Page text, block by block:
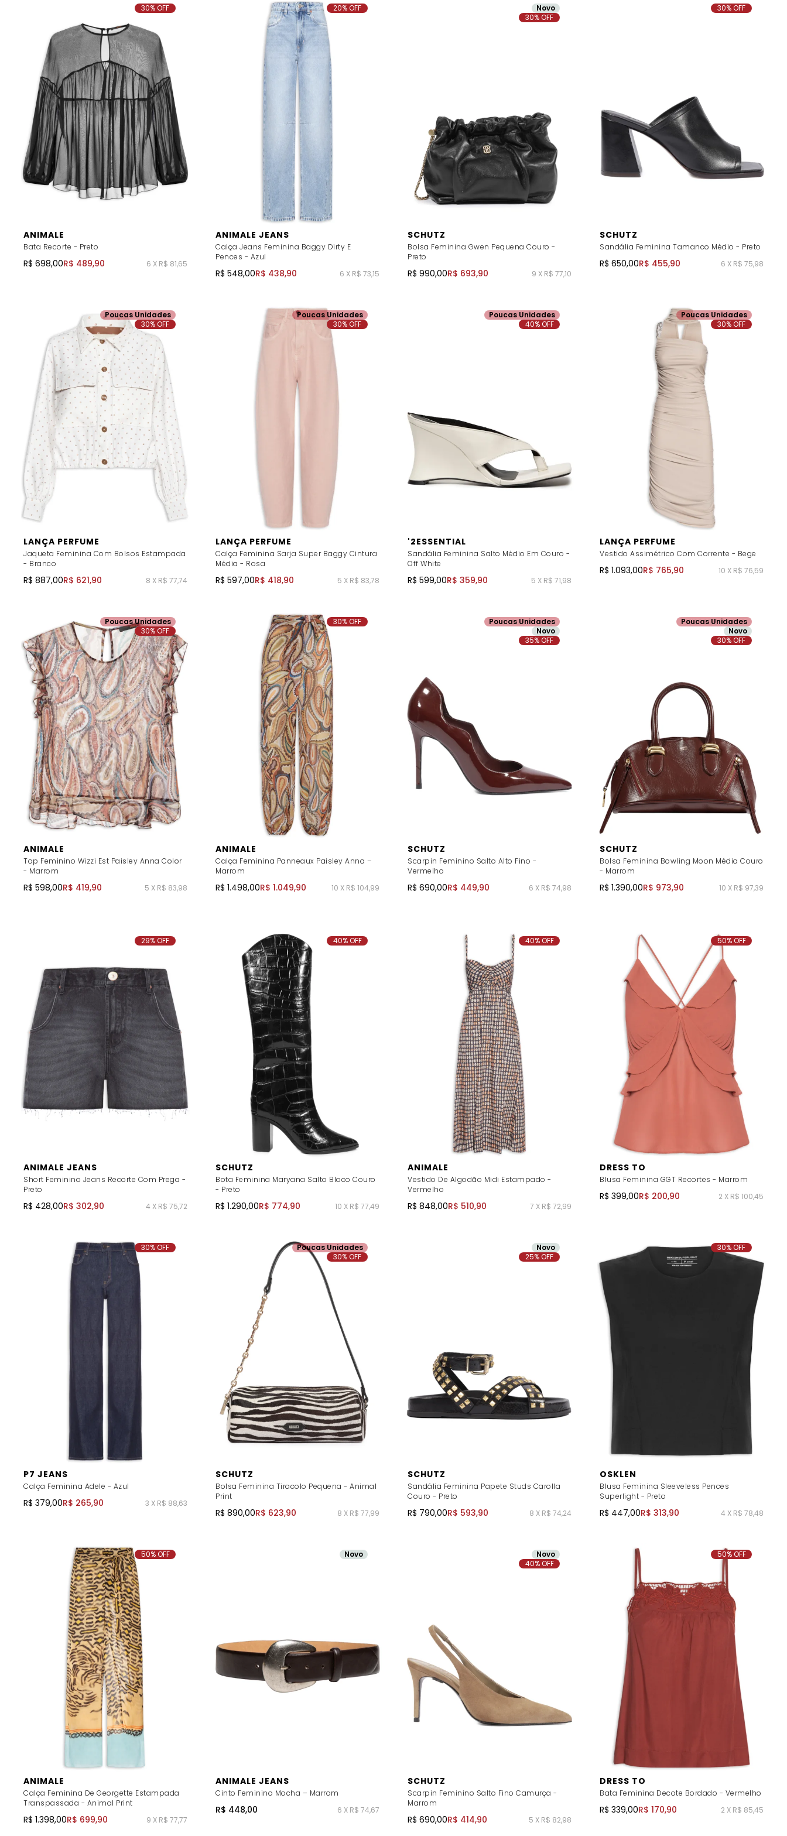
ANIMALE
Bata Recorte - Preto
R$ 698,00R$ 489,90 6 X R$ 81,65
30% OFF
ANIMALE JEANS
Calça Jeans Feminina Baggy Dirty E
Pences - Azul
R$ 548,00R$ 438,90 6 X R$ 73,15
20% OFF
SCHUTZ
Bolsa Feminina Gwen Pequena Couro -
Preto
R$ 990,00R$ 693,90 9 X R$ 77,10
Novo
30% OFF
SCHUTZ
Sandália Feminina Tamanco Médio - Preto
R$ 650,00R$ 455,90 6 X R$ 75,98
30% OFF
LANÇA PERFUME
Jaqueta Feminina Com Bolsos Estampada
- Branco
R$ 887,00R$ 621,90 8 X R$ 77,74
Poucas Unidades
30% OFF
LANÇA PERFUME
Calça Feminina Sarja Super Baggy Cintura
Média - Rosa
R$ 597,00R$ 418,90 5 X R$ 83,78
Poucas Unidades
30% OFF
'2ESSENTIAL
Sandália Feminina Salto Médio Em Couro -
Off White
R$ 599,00R$ 359,90 5 X R$ 71,98
Poucas Unidades
40% OFF
LANÇA PERFUME
Vestido Assimétrico Com Corrente - Bege
R$ 1.093,00R$ 765,90 10 X R$ 76,59
Poucas Unidades
30% OFF
ANIMALE
Top Feminino Wizzi Est Paisley Anna Color
- Marrom
R$ 598,00R$ 419,90 5 X R$ 83,98
Poucas Unidades
30% OFF
ANIMALE
Calça Feminina Panneaux Paisley Anna –
Marrom
R$ 1.498,00R$ 1.049,90 10 X R$ 104,99
30% OFF
SCHUTZ
Scarpin Feminino Salto Alto Fino -
Vermelho
R$ 690,00R$ 449,90 6 X R$ 74,98
Poucas Unidades
Novo
35% OFF
SCHUTZ
Bolsa Feminina Bowling Moon Média Couro
- Marrom
R$ 1.390,00R$ 973,90 10 X R$ 97,39
Poucas Unidades
Novo
30% OFF
ANIMALE JEANS
Short Feminino Jeans Recorte Com Prega -
Preto
R$ 428,00R$ 302,90 4 X R$ 75,72
29% OFF
SCHUTZ
Bota Feminina Maryana Salto Bloco Couro
- Preto
R$ 1.290,00R$ 774,90 10 X R$ 77,49
40% OFF
ANIMALE
Vestido De Algodão Midi Estampado -
Vermelho
R$ 848,00R$ 510,90 7 X R$ 72,99
40% OFF
DRESS TO
Blusa Feminina GGT Recortes - Marrom
R$ 399,00R$ 200,90 2 X R$ 100,45
50% OFF
P7 JEANS
Calça Feminina Adele - Azul
R$ 379,00R$ 265,90 3 X R$ 88,63
30% OFF
SCHUTZ
Bolsa Feminina Tiracolo Pequena - Animal
Print
R$ 890,00R$ 623,90 8 X R$ 77,99
Poucas Unidades
30% OFF
SCHUTZ
Sandália Feminina Papete Studs Carolla
Couro - Preto
R$ 790,00R$ 593,90 8 X R$ 74,24
Novo
25% OFF
OSKLEN
Blusa Feminina Sleeveless Pences
Superlight - Preto
R$ 447,00R$ 313,90 4 X R$ 78,48
30% OFF
ANIMALE
Calça Feminina De Georgette Estampada
Transpassada - Animal Print
R$ 1.398,00R$ 699,90 9 X R$ 77,77
50% OFF
ANIMALE JEANS
Cinto Feminino Mocha – Marrom
R$ 448,00 6 X R$ 74,67
Novo
SCHUTZ
Scarpin Feminino Salto Fino Camurça -
Marrom
R$ 690,00R$ 414,90 5 X R$ 82,98
Novo
40% OFF
DRESS TO
Bata Feminina Decote Bordado - Vermelho
R$ 339,00R$ 170,90 2 X R$ 85,45
50% OFF